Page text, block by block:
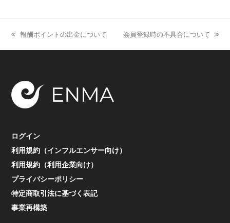
previous
post:
報酬ポイントの出金について
next
post:
会員登録時の不具合について
ログイン
利用規約（インフルエンサー向け）
利用規約（利用企業向け）
プライバシーポリシー
特定商取引法に基づく表記
事業再構築